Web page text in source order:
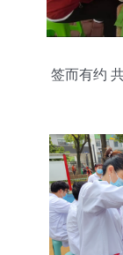
签而有约